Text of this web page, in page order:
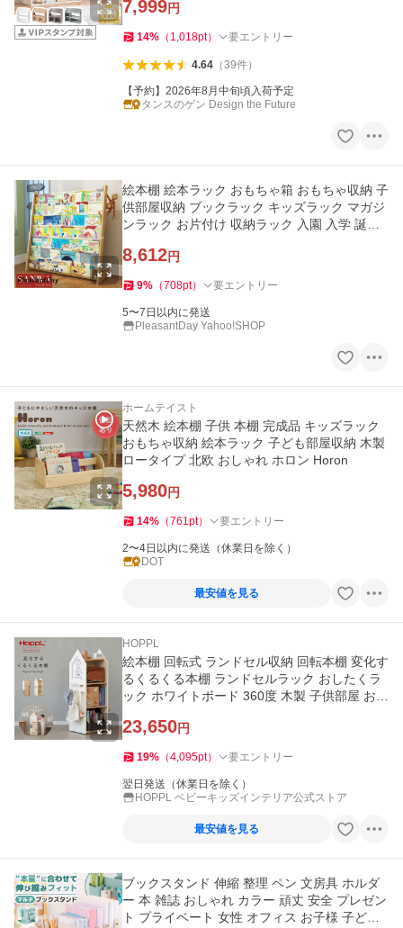
7,999円
14% （ 1,018pt） 要エントリー
4.64（39件）
【予約】2026年8月中旬頃入荷予定
タンスのゲン Design the Future
絵本棚 絵本ラック おもちゃ箱 おもちゃ収納 子
供部屋収納 ブックラック キッズラック マガジ
ンラック お片付け 収納ラック 入園 入学 誕生
8,612円
9% （708pt） 要エントリー
5〜7日以内に発送
PleasantDay Yahoo!SHOP
ホームテイスト
天然木 絵本棚 子供 本棚 完成品 キッズラック
おもちゃ収納 絵本ラック 子ども部屋収納 木製
ロータイプ 北欧 おしゃれ ホロン Horon
5,980円
14% （761pt） 要エントリー
2〜4日以内に発送（休業日を除く）
DOT
最安値を見る
HOPPL
絵本棚 回転式 ランドセル収納 回転本棚 変化す
るくるくる本棚 ランドセルラック おしたくラ
ック ホワイトボード 360度 木製 子供部屋 おう
23,650円
19% （4,095pt） 要エントリー
翌日発送（休業日を除く）
HOPPL ベビーキッズインテリア公式ストア
最安値を見る
ブックスタンド 伸縮 整理 ペン 文房具 ホルダ
ー 本 雑誌 おしゃれ カラー 頑丈 安全 プレゼン
ト プライベート 女性 オフィス お子様 子ども